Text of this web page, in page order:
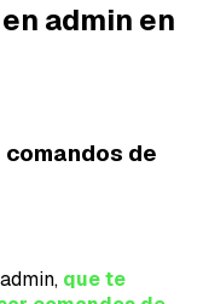
admin en
de
que te